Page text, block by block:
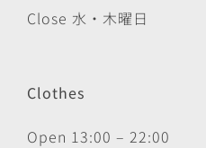
Close 水・木曜日
Clothes
Open 13:00 – 22:00